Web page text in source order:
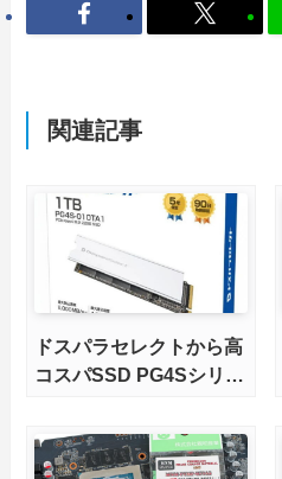
関連記事
ドスパラセレクトから高
コスパSSD PG4Sシリー